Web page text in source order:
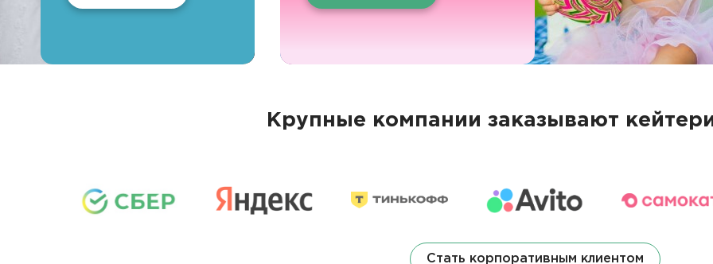
Крупные компании заказывают
Стать корпоративным клиентом